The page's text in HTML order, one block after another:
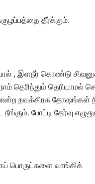
தீர்க்கும்.
, இளநீர் கொண்டு
தெரிந்தும்
நவக்கிரக தோஷங்கள்
போட்டி தேர்வு
பொருட்களை வாங்கிக்